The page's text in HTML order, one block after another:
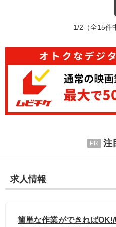
1/2 （全15件
注
求人情報
簡単な作業ができれば